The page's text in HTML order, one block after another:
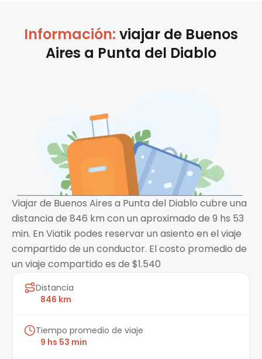
Información: viajar de Buenos
Aires a Punta del Diablo
Viajar de Buenos Aires a Punta del Diablo cubre una
distancia de 846 km con un aproximado de 9 hs 53
min. En Viatik podes reservar un asiento en el viaje
compartido de un conductor. El costo promedio de
un viaje compartido es de $1.540
Distancia
846 km
Tiempo promedio de viaje
9 hs 53 min